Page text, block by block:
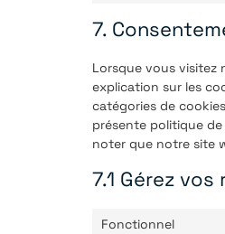
7.
Lorsque vous visitez
explication sur les
catégories de
présente politique
noter que notre site
7.1 Gérez
Fonctionnel